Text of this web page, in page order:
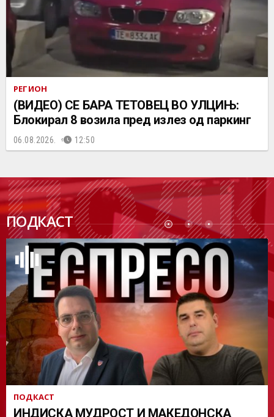
РЕГИОН
(ВИДЕО) СЕ БАРА ТЕТОВЕЦ ВО УЛЦИЊ:
Блокирал 8 возила пред излез од паркинг
06.08.2026. 12:50
ПОДКАСТ
ПОДК
АСТ
ПОДКАСТ
ИНДИСКА МУДРОСТ И МАКЕДОНСКА